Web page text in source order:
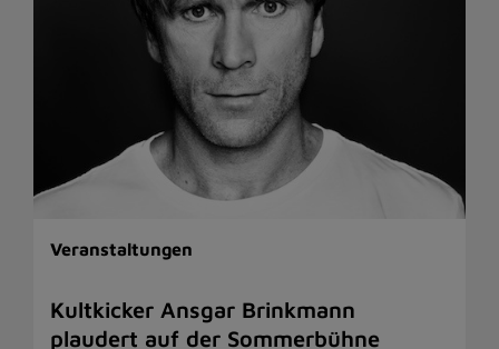
Veranstaltungen
Kultkicker Ansgar Brinkmann
plaudert auf der Sommerbühne